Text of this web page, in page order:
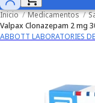
Inicio / Medicamentos /
Valpax Clonazepam 2 mg
ABBOTT LABORATORIES